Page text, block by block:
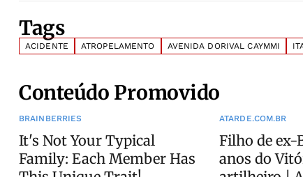
Tags
ACIDENTE ATROPELAMENTO AVENIDA DORIVAL CAYMMI